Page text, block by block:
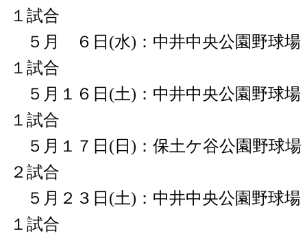
１試合
５月 ６日(水)：中井中央公園野球
１試合
５月１６日(土)：中井中央公園野球
１試合
５月１７日(日)：保土ケ谷公園野球
２試合
５月２３日(土)：中井中央公園野球
１試合